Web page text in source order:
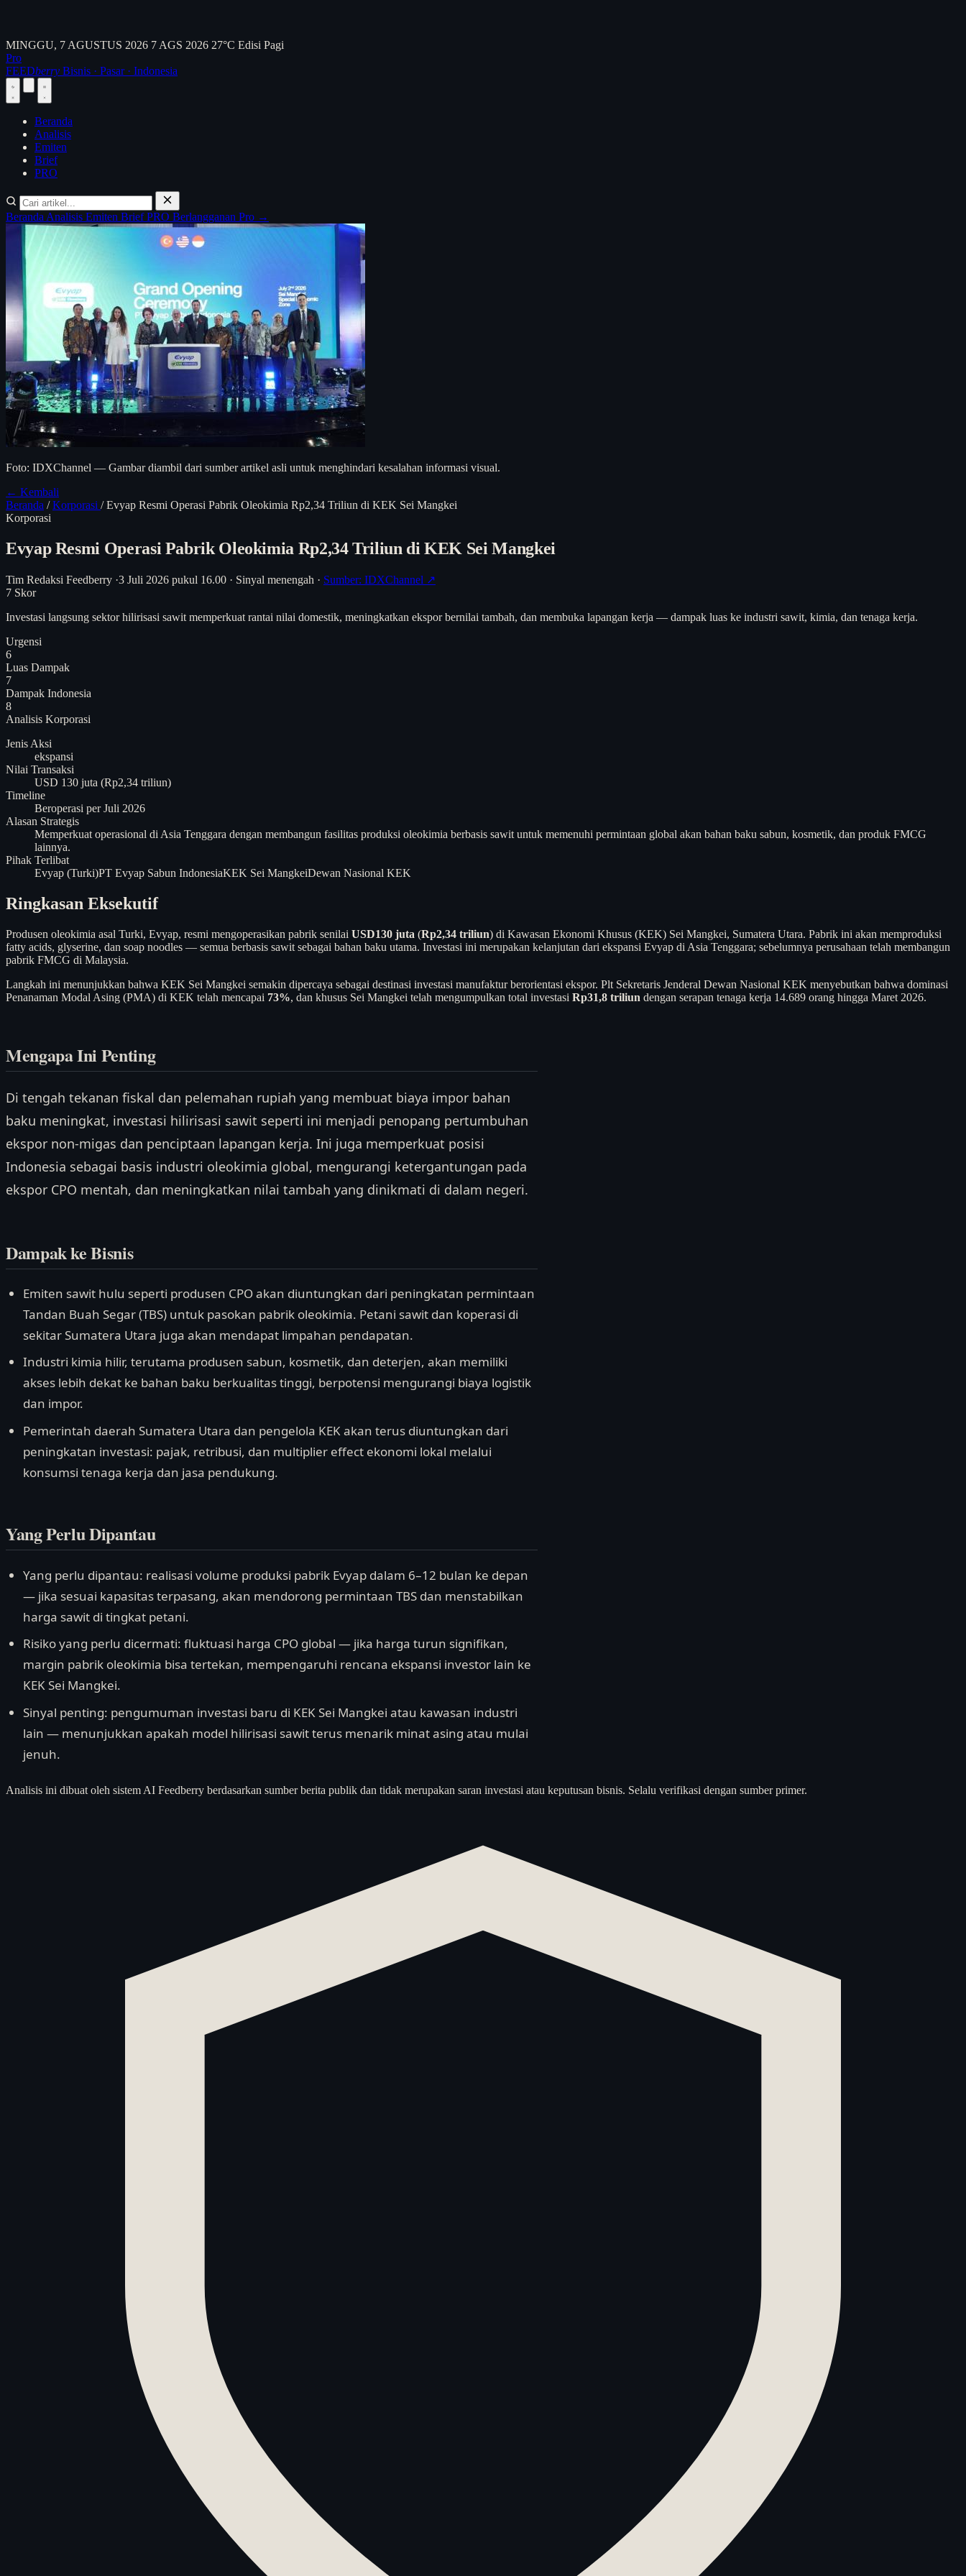
MINGGU, 7 AGUSTUS 2026 7 AGS 2026 27°C Edisi Pagi
Pro
FEEDberry Bisnis · Pasar · Indonesia
Beranda
Analisis
Emiten
Brief
PRO
Beranda Analisis Emiten BriefPRO Berlangganan Pro →
Foto: IDXChannel — Gambar diambil dari sumber artikel asli untuk menghindari kesalahan informasi visual.
← Kembali
Beranda / Korporasi / Evyap Resmi Operasi Pabrik Oleokimia Rp2,34 Triliun di KEK Sei Mangkei
Korporasi
Evyap Resmi Operasi Pabrik Oleokimia Rp2,34 Triliun di KEK Sei Mangkei
Tim Redaksi Feedberry ·3 Juli 2026 pukul 16.00 · Sinyal menengah · Sumber: IDXChannel ↗
7 Skor
Investasi langsung sektor hilirisasi sawit memperkuat rantai nilai domestik, meningkatkan ekspor bernilai tambah, dan membuka lapangan kerja — dampak luas ke industri sawit, kimia, dan tenaga kerja.
Urgensi
6
Luas Dampak
7
Dampak Indonesia
8
Analisis Korporasi
Jenis Aksi
ekspansi
Nilai Transaksi
USD 130 juta (Rp2,34 triliun)
Timeline
Beroperasi per Juli 2026
Alasan Strategis
Memperkuat operasional di Asia Tenggara dengan membangun fasilitas produksi oleokimia berbasis sawit untuk memenuhi permintaan global akan bahan baku sabun, kosmetik, dan produk FMCG
lainnya.
Pihak Terlibat
Evyap (Turki)PT Evyap Sabun IndonesiaKEK Sei MangkeiDewan Nasional KEK
Ringkasan Eksekutif
Produsen oleokimia asal Turki, Evyap, resmi mengoperasikan pabrik senilai USD130 juta (Rp2,34 triliun) di Kawasan Ekonomi Khusus (KEK) Sei Mangkei, Sumatera Utara. Pabrik ini akan memproduksi
fatty acids, glyserine, dan soap noodles — semua berbasis sawit sebagai bahan baku utama. Investasi ini merupakan kelanjutan dari ekspansi Evyap di Asia Tenggara; sebelumnya perusahaan telah membangun
pabrik FMCG di Malaysia.
Langkah ini menunjukkan bahwa KEK Sei Mangkei semakin dipercaya sebagai destinasi investasi manufaktur berorientasi ekspor. Plt Sekretaris Jenderal Dewan Nasional KEK menyebutkan bahwa dominasi
Penanaman Modal Asing (PMA) di KEK telah mencapai 73%, dan khusus Sei Mangkei telah mengumpulkan total investasi Rp31,8 triliun dengan serapan tenaga kerja 14.689 orang hingga Maret 2026.
Mengapa Ini Penting
Di tengah tekanan fiskal dan pelemahan rupiah yang membuat biaya impor bahan
baku meningkat, investasi hilirisasi sawit seperti ini menjadi penopang pertumbuhan
ekspor non-migas dan penciptaan lapangan kerja. Ini juga memperkuat posisi
Indonesia sebagai basis industri oleokimia global, mengurangi ketergantungan pada
ekspor CPO mentah, dan meningkatkan nilai tambah yang dinikmati di dalam negeri.
Dampak ke Bisnis
Emiten sawit hulu seperti produsen CPO akan diuntungkan dari peningkatan permintaan
Tandan Buah Segar (TBS) untuk pasokan pabrik oleokimia. Petani sawit dan koperasi di
sekitar Sumatera Utara juga akan mendapat limpahan pendapatan.
Industri kimia hilir, terutama produsen sabun, kosmetik, dan deterjen, akan memiliki
akses lebih dekat ke bahan baku berkualitas tinggi, berpotensi mengurangi biaya logistik
dan impor.
Pemerintah daerah Sumatera Utara dan pengelola KEK akan terus diuntungkan dari
peningkatan investasi: pajak, retribusi, dan multiplier effect ekonomi lokal melalui
konsumsi tenaga kerja dan jasa pendukung.
Yang Perlu Dipantau
Yang perlu dipantau: realisasi volume produksi pabrik Evyap dalam 6–12 bulan ke depan
— jika sesuai kapasitas terpasang, akan mendorong permintaan TBS dan menstabilkan
harga sawit di tingkat petani.
Risiko yang perlu dicermati: fluktuasi harga CPO global — jika harga turun signifikan,
margin pabrik oleokimia bisa tertekan, mempengaruhi rencana ekspansi investor lain ke
KEK Sei Mangkei.
Sinyal penting: pengumuman investasi baru di KEK Sei Mangkei atau kawasan industri
lain — menunjukkan apakah model hilirisasi sawit terus menarik minat asing atau mulai
jenuh.
Analisis ini dibuat oleh sistem AI Feedberry berdasarkan sumber berita publik dan tidak merupakan saran investasi atau keputusan bisnis. Selalu verifikasi dengan sumber primer.